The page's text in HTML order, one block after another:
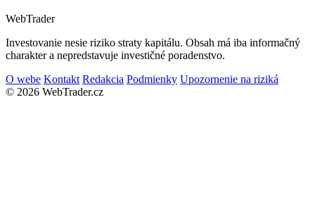
WebTrader
Investovanie nesie riziko straty kapitálu. Obsah má iba informačný
charakter a nepredstavuje investičné poradenstvo.
O webe Kontakt Redakcia Podmienky Upozornenie na riziká
© 2026 WebTrader.cz